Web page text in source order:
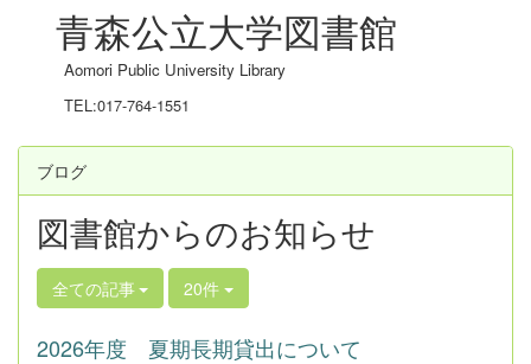
青森公立大学図書館
Aomori Public University Library
TEL:017-764-1551
ブログ
図書館からのお知らせ
全ての記事 20件
2026年度 夏期長期貸出について